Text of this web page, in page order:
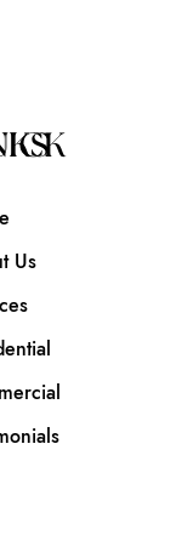
LINKS
Us